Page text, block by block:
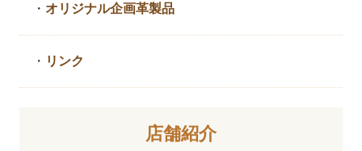
・ オリジナル企画革製品
・ リンク
店舗紹介